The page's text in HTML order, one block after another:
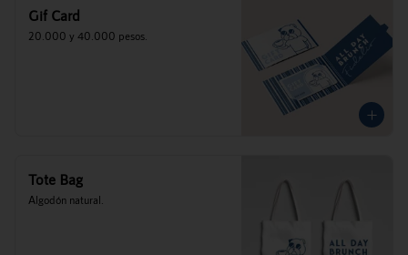
Gif Card
20.000 y 40.000 pesos.
Tote Bag
Algodón natural.